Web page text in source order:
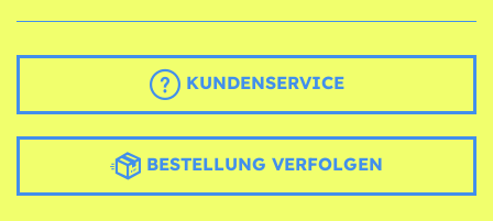
KUNDENSERVICE
BESTELLUNG VERFOLGEN